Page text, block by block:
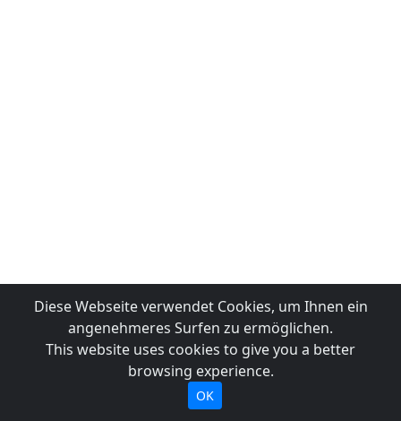
Diese Webseite verwendet Cookies, um Ihnen ein
angenehmeres Surfen zu ermöglichen.
This website uses cookies to give you a better
browsing experience.
OK